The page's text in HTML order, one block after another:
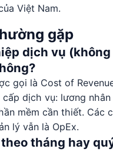
Việt Nam.
gặp
dịch vụ
gọi là Cost of
dịch vụ: lương
mềm cần thiết. Các
lý vẫn là OpEx.
theo tháng hay